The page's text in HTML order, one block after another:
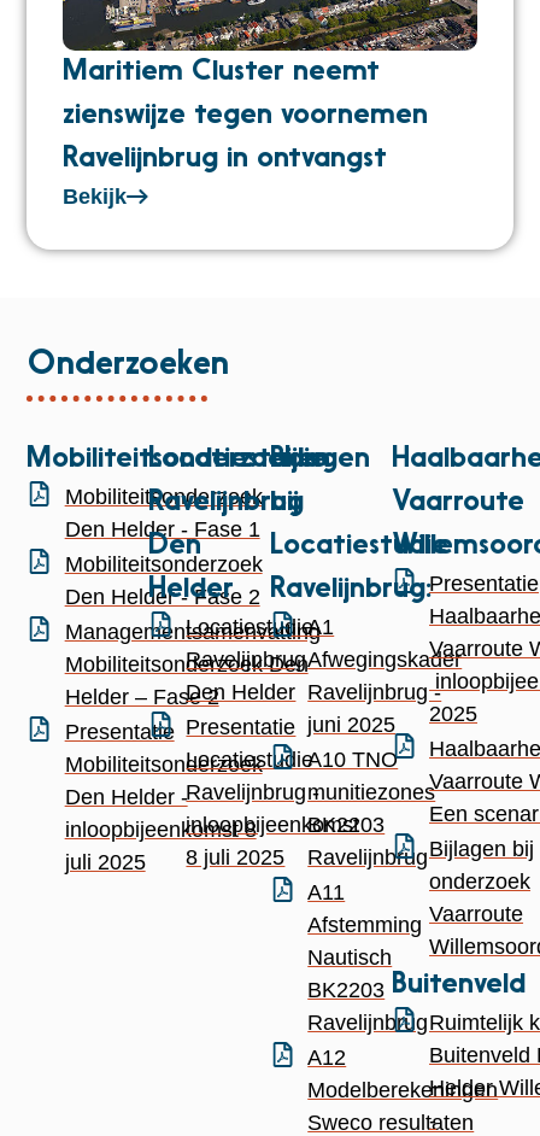
Maritiem Cluster neemt
zienswijze tegen voornemen
Ravelijnbrug in ontvangst
Bekijk
Onderzoeken
Mobiliteitsonderzoeken
Mobiliteitsonderzoek
Den Helder - Fase 1
Mobiliteitsonderzoek
Den Helder - Fase 2
Managementsamenvatting
Mobiliteitsonderzoek Den
Helder – Fase 2
Presentatie
Mobiliteitsonderzoek
Den Helder -
inloopbijeenkomst 8
juli 2025
Locatiestudie
Ravelijnbrug
Den
Helder
Locatiestudie
Ravelijnbrug
Den Helder
Presentatie
Locatiestudie
Ravelijnbrug -
inloopbijeenkomst
8 juli 2025
Bijlagen
bij
Locatiestudie
Ravelijnbrug:
A1
Afwegingskader
Ravelijnbrug -
juni 2025
A10 TNO
munitiezones
BK2203
Ravelijnbrug
A11
Afstemming
Nautisch
BK2203
Ravelijnbrug
A12
Modelberekeningen
Sweco resultaten
Vaarroute
Presentatie
Vaarroute
2025
Vaarroute
Een
Bijlagen bij
onderzoek
Vaarroute
Buitenveld
Ruimtelijk
Buitenveld
Helder
-